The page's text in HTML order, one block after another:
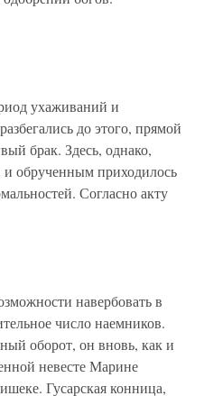
ухаживаний и
до этого, прямой
брак. Здесь, однако,
и обрученным приходилось
Согласно акту
навербовать в
число наемников.
оборот, он вновь, как и
невесте Марине
Гусарская конница,